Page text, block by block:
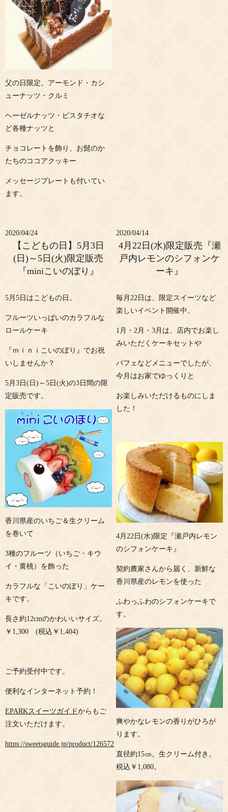
父の日限定。アーモンド・カシ
ューナッツ・クルミ
ヘーゼルナッツ・ピスタチオな
ど各種ナッツと
チョコレートを飾り、お髭のか
たちのココアクッキー
メッセージプレートも付いてい
ます。
2020/04/24
【こどもの日】5月3日
(日)～5日(火)限定販売
『miniこいのぼり』
5月5日はこどもの日。
フルーツいっぱいのカラフルな
ロールケーキ
『ｍｉｎｉこいのぼり』でお祝
いしませんか？
5月3日(日)～5日(火)の3日間の限
定販売です。
香川県産のいちご＆生クリーム
を巻いて
3種のフルーツ（いちご・キウ
イ・黄桃）を飾った
カラフルな「こいのぼり」ケー
キです。
長さ約12cmのかわいいサイズ。
￥1,300 (税込￥1,404)
ご予約受付中です。
便利なインターネット予約！
EPARKスイーツガイドからもご
注文いただけます。
https://sweetsguide.jp/product/126572
2020/04/14
4月22日(水)限定販売『瀬
戸内レモンのシフォンケ
ーキ』
毎月22日は、限定スイーツなど
楽しいイベント開催中。
1月・2月・3月は、店内でお楽し
みいただくケーキセットや
パフェなどメニューでしたが、
今月はお家でゆっくりと
お楽しみいただけるものにしま
した！
4月22日(水)限定『瀬戸内レモン
のシフォンケーキ』
契約農家さんから届く、新鮮な
香川県産のレモンを使った
ふわっふわのシフォンケーキで
す。
爽やかなレモンの香りがひろが
ります。
直径約15㎝。生クリーム付き。
税込￥1,080。